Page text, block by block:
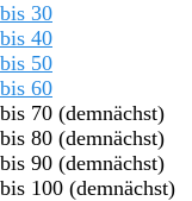
30
40
50
60
70 (demnächst)
80 (demnächst)
90 (demnächst)
100 (demnächst)